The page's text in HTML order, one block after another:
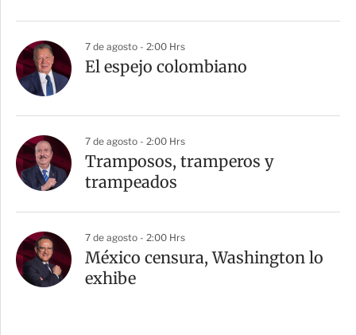
7 de agosto - 2:00 Hrs
El espejo colombiano
7 de agosto - 2:00 Hrs
Tramposos, tramperos y
trampeados
7 de agosto - 2:00 Hrs
México censura, Washington lo
exhibe